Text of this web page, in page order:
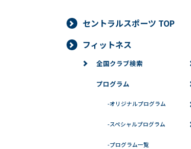
セントラルスポーツ TOP
フィットネス
全国クラブ検索
プログラム
-オリジナルプログラム
-スペシャルプログラム
-プログラム一覧